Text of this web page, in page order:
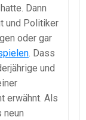
Dann
und Politiker
oder gar
. Dass
und
erwähnt. Als
neun